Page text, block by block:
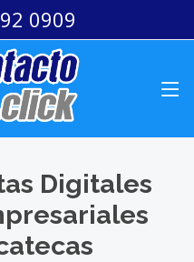
0909
Digitales